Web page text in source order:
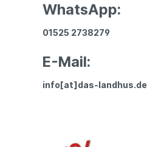
WhatsApp:
01525 2738279
E-Mail:
info[at]das-landhus.de